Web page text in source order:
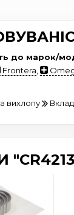
до марок/
Frontera
вихлопу